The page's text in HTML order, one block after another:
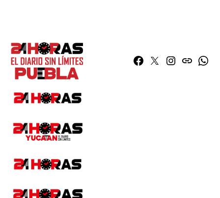
Facebook
TwitterInstagram
issuu